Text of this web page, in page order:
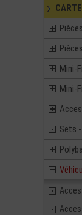
Mini-
Mini-
Sets